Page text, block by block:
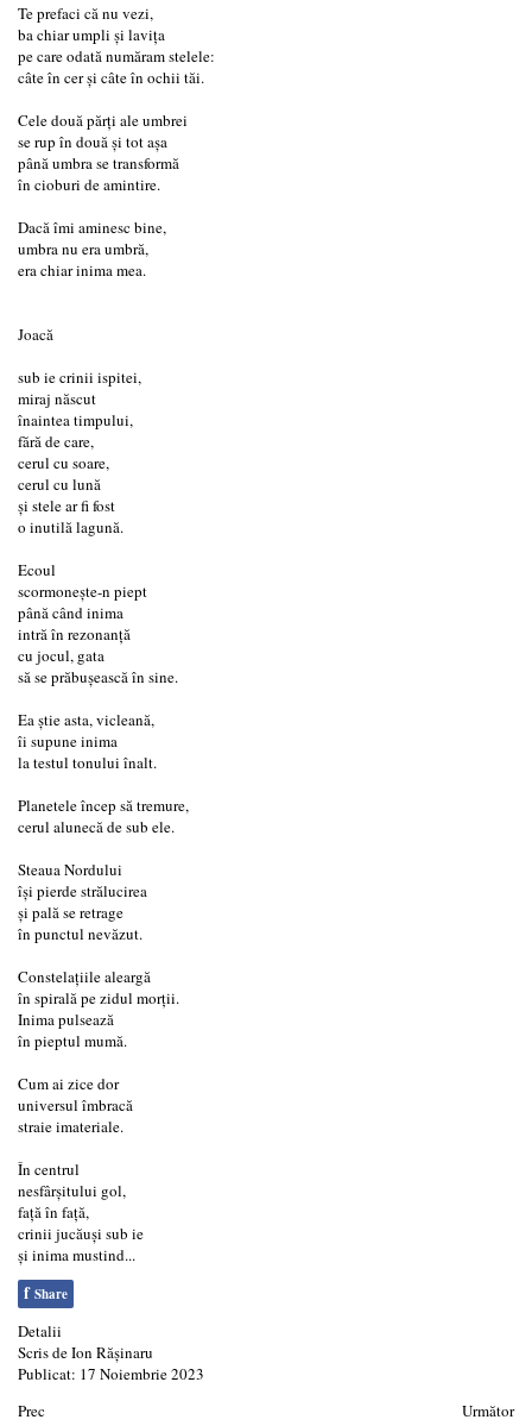
Te prefaci că nu vezi,
ba chiar umpli și lavița
pe care odată număram stelele:
câte în cer și câte în ochii tăi.
Cele două părți ale umbrei
se rup în două și tot așa
până umbra se transformă
în cioburi de amintire.
Dacă îmi aminesc bine,
umbra nu era umbră,
era chiar inima mea.
Joacă
sub ie crinii ispitei,
miraj născut
înaintea timpului,
fără de care,
cerul cu soare,
cerul cu lună
și stele ar fi fost
o inutilă lagună.
Ecoul
scormonește-n piept
până când inima
intră în rezonanță
cu jocul, gata
să se prăbușească în sine.
Ea știe asta, vicleană,
îi supune inima
la testul tonului înalt.
Planetele încep să tremure,
cerul alunecă de sub ele.
Steaua Nordului
își pierde strălucirea
și pală se retrage
în punctul nevăzut.
Constelațiile aleargă
în spirală pe zidul morții.
Inima pulsează
în pieptul mumă.
Cum ai zice dor
universul îmbracă
straie imateriale.
În centrul
nesfârșitului gol,
față în față,
crinii jucăuși sub ie
și inima mustind...
f Share
Detalii
Scris deIon Rășinaru
Publicat: 17 Noiembrie 2023
Prec
Următor